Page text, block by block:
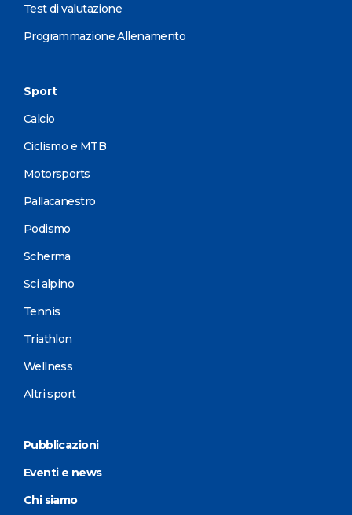
Test di valutazione
Programmazione Allenamento
Sport
Calcio
Ciclismo e MTB
Motorsports
Pallacanestro
Podismo
Scherma
Sci alpino
Tennis
Triathlon
Wellness
Altri sport
Pubblicazioni
Eventi e news
Chi siamo